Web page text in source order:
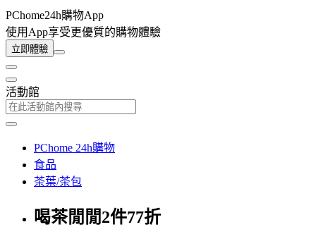
PChome24h購物App
使用App享受更優質的購物體驗
立即體驗
活動館
PChome 24h購物
食品
茶葉/茶包
喝茶閒閒2件77折